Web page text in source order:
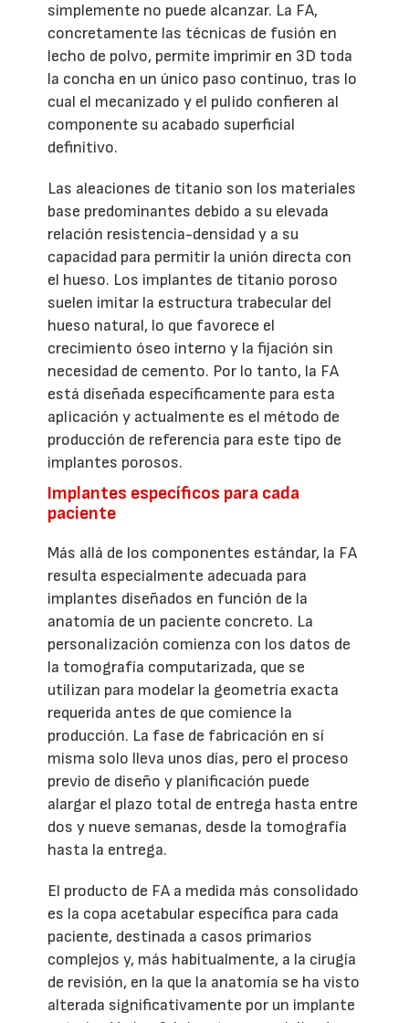
simplemente no puede alcanzar. La FA,
concretamente las técnicas de fusión en
lecho de polvo, permite imprimir en 3D toda
la concha en un único paso continuo, tras lo
cual el mecanizado y el pulido confieren al
componente su acabado superficial
definitivo.
Las aleaciones de titanio son los materiales
base predominantes debido a su elevada
relación resistencia-densidad y a su
capacidad para permitir la unión directa con
el hueso. Los implantes de titanio poroso
suelen imitar la estructura trabecular del
hueso natural, lo que favorece el
crecimiento óseo interno y la fijación sin
necesidad de cemento. Por lo tanto, la FA
está diseñada específicamente para esta
aplicación y actualmente es el método de
producción de referencia para este tipo de
implantes porosos.
Implantes específicos para cada
paciente
Más allá de los componentes estándar, la FA
resulta especialmente adecuada para
implantes diseñados en función de la
anatomía de un paciente concreto. La
personalización comienza con los datos de
la tomografía computarizada, que se
utilizan para modelar la geometría exacta
requerida antes de que comience la
producción. La fase de fabricación en sí
misma solo lleva unos días, pero el proceso
previo de diseño y planificación puede
alargar el plazo total de entrega hasta entre
dos y nueve semanas, desde la tomografía
hasta la entrega.
El producto de FA a medida más consolidado
es la copa acetabular específica para cada
paciente, destinada a casos primarios
complejos y, más habitualmente, a la cirugía
de revisión, en la que la anatomía se ha visto
alterada significativamente por un implante